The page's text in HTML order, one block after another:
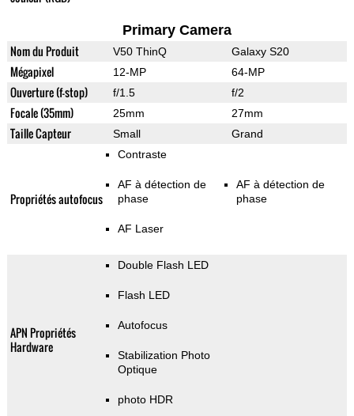
Primary Camera
Nom du Produit V50 ThinQ Galaxy S20
Mégapixel 12-MP 64-MP
Ouverture (f-stop) f/1.5 f/2
Focale (35mm) 25mm 27mm
Taille Capteur Small Grand
Propriétés autofocus
Contraste
AF à détection de
phase
AF Laser
AF à détection de
phase
APN Propriétés
Hardware
Double Flash LED
Flash LED
Autofocus
Stabilization Photo
Optique
photo HDR